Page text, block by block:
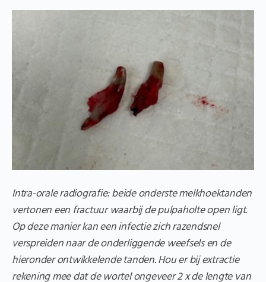
Intra-orale radiografie: beide onderste melkhoektanden
vertonen een fractuur waarbij de pulpaholte open ligt.
Op deze manier kan een infectie zich razendsnel
verspreiden naar de onderliggende weefsels en de
hieronder ontwikkelende tanden. Hou er bij extractie
rekening mee dat de wortel ongeveer 2 x de lengte van